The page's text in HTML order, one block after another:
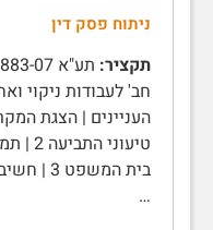
ניתוח פסק דין
תקציר:
חב' לעבודות ניקוי
בית
…